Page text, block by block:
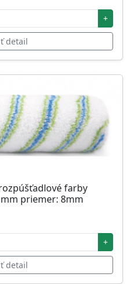
+
detail
rozpúšťadlové farby
priemer: 8mm
+
detail